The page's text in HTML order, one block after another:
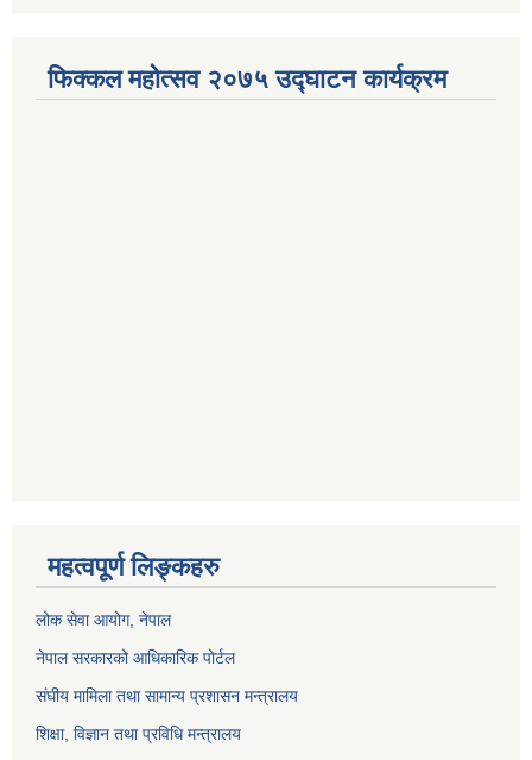
फिक्कल महोत्सव २०७५ उद्घाटन कार्यक्रम
महत्वपूर्ण लिङ्कहरु
लोक सेवा आयोग, नेपाल
नेपाल सरकारको आधिकारिक पोर्टल
संघीय मामिला तथा सामान्य प्रशासन मन्त्रालय
शिक्षा, विज्ञान तथा प्रविधि मन्त्रालय